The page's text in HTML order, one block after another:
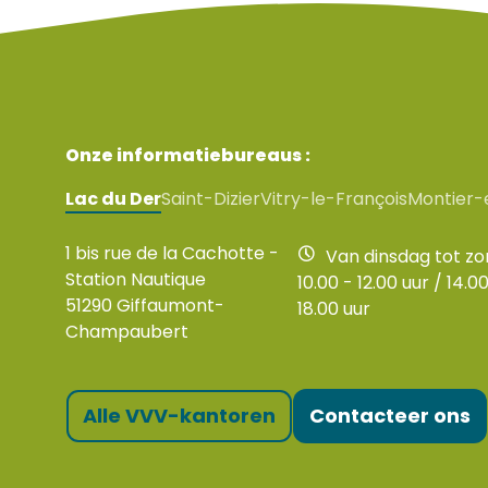
Onze informatiebureaus :
Lac du DerSaint-DizierVitry-le-François
1 bis rue de la Cachotte -
Station Nautique
51290 Giffaumont-
Champaubert
Van dinsdag tot
10.00 - 12.00 uur /
18.00 uur
Alle VVV-kantoren Contacteer ons